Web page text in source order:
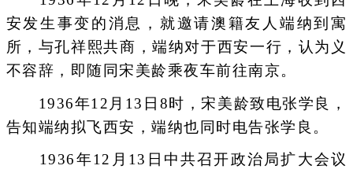
安发生事变的消息，就邀请澳籍友人端纳到寓
所，与孔祥熙共商，端纳对于西安一行，认为义
不容辞，即随同宋美龄乘夜车前往南京。
1936年12月13日8时，宋美龄致电张学良，
告知端纳拟飞西安，端纳也同时电告张学良。
1936年12月13日中共召开政治局扩大会议